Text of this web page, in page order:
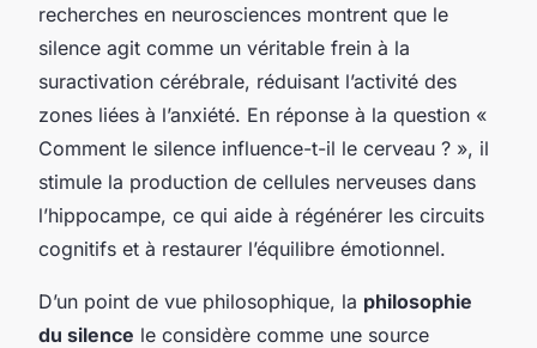
recherches en neurosciences montrent que le
silence agit comme un véritable frein à la
suractivation cérébrale, réduisant l’activité des
zones liées à l’anxiété. En réponse à la question «
Comment le silence influence-t-il le cerveau ? », il
stimule la production de cellules nerveuses dans
l’hippocampe, ce qui aide à régénérer les circuits
cognitifs et à restaurer l’équilibre émotionnel.
D’un point de vue philosophique, la philosophie
du silence le considère comme une source